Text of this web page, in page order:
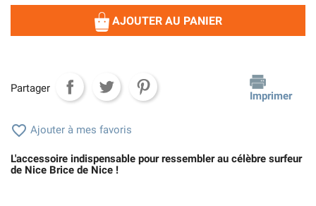
AJOUTER AU PANIER
Partager
Imprimer
 Ajouter à mes favoris
L'accessoire indispensable pour ressembler au célèbre surfeur
de Nice Brice de Nice !